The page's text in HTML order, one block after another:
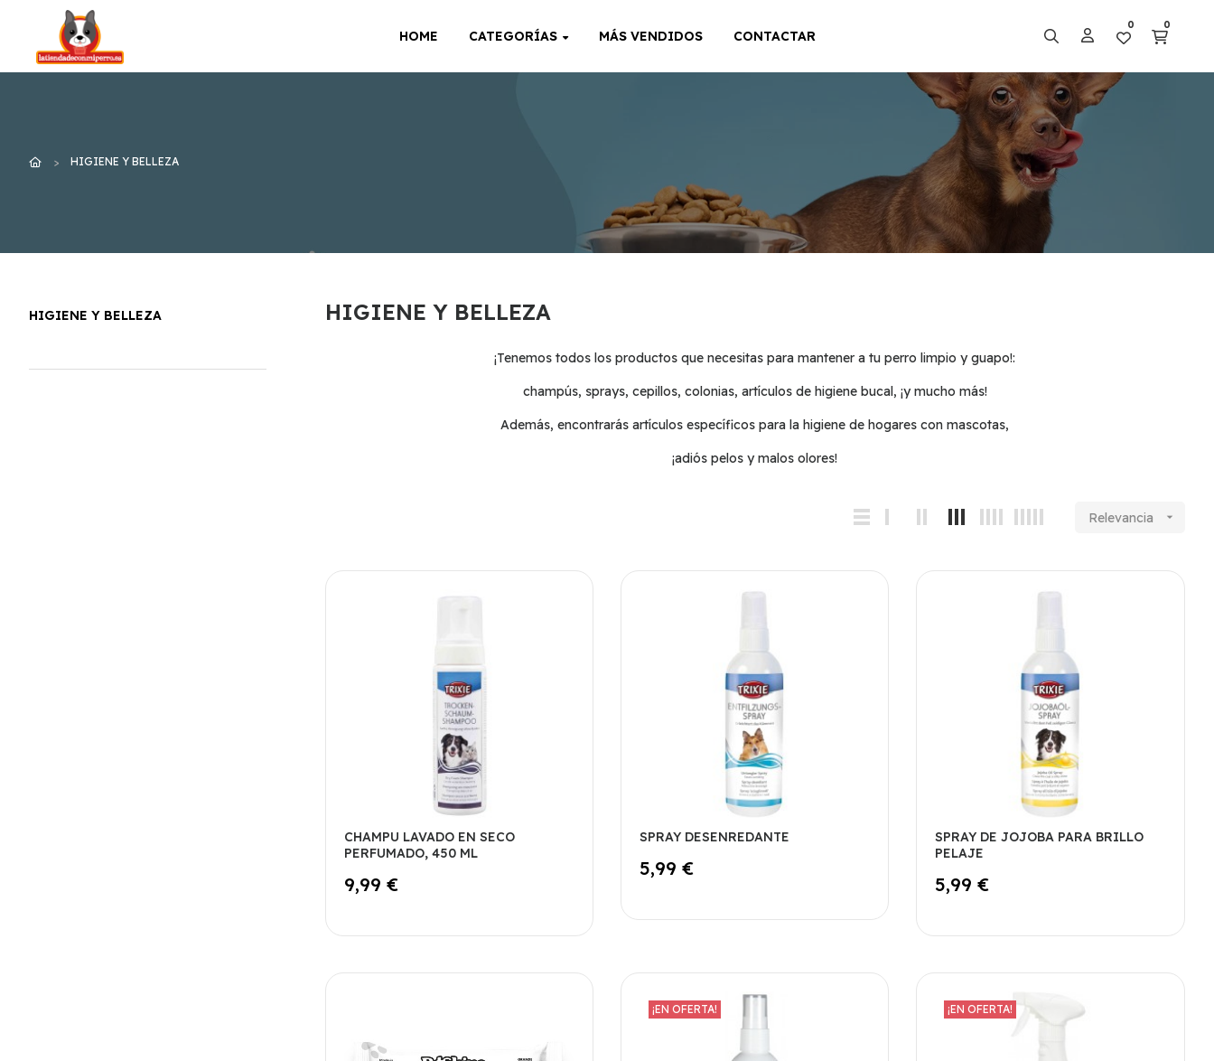
HOME CATEGORÍAS MÁS VENDIDOS CONTACTAR
0 0
HIGIENE Y BELLEZA
HIGIENE Y BELLEZA HIGIENE Y BELLEZA
¡Tenemos todos los productos que necesitas para mantener a tu perro limpio y guapo!:
champús, sprays, cepillos, colonias, artículos de higiene bucal, ¡y mucho más!
Además, encontrarás artículos específicos para la higiene de hogares con mascotas,
¡adiós pelos y malos olores!
Relevancia 
CHAMPU LAVADO EN SECO
PERFUMADO, 450 ML
9,99 €
SPRAY DESENREDANTE
5,99 €
SPRAY DE JOJOBA PARA BRILLO
PELAJE
5,99 €
¡EN OFERTA! ¡EN OFERTA!